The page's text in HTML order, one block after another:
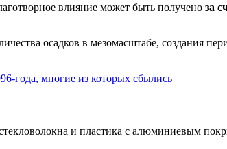
влияние может быть получено за
осадков в мезомасштабе, создания
года, многие из которых сбылись
и пластика с алюминиевым